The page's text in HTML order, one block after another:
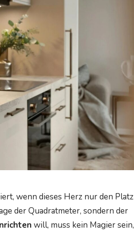
wenn dieses Herz nur den Platz
der Quadratmeter, sondern der
will, muss kein Magier sein,